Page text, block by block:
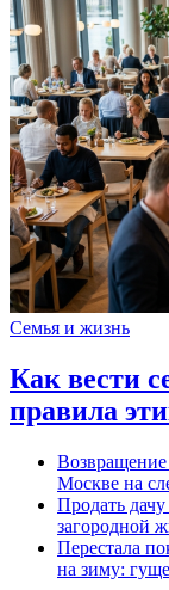
Семья и жизнь
Как вести
правила
Москве на
Продать
загородной
Перестала
на зиму: